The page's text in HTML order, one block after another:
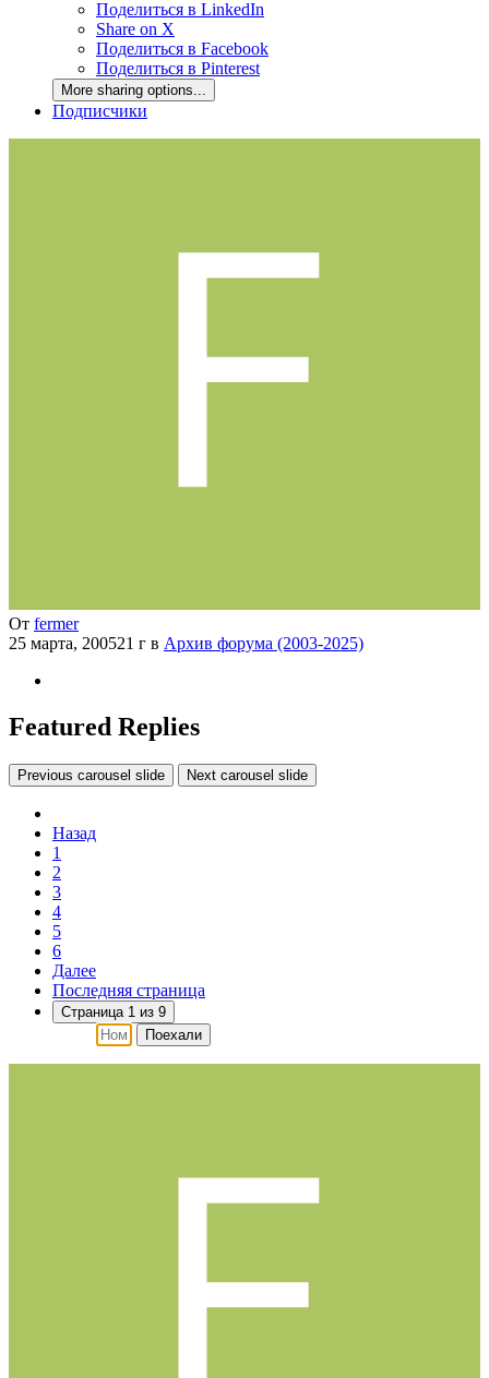
Поделиться в LinkedIn
Share on X
Поделиться в Facebook
Поделиться в Pinterest
More sharing options...
Подписчики
От fermer
25 марта, 200521 г в Архив форума (2003-2025)
Featured Replies
Previous carousel slide Next carousel slide
Назад
1
2
3
4
5
6
Далее
Последняя страница
Страница 1 из 9
Поехали